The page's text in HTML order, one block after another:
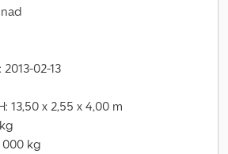
02-13
13,50 x 2,55 x 4,00 m
000 kg